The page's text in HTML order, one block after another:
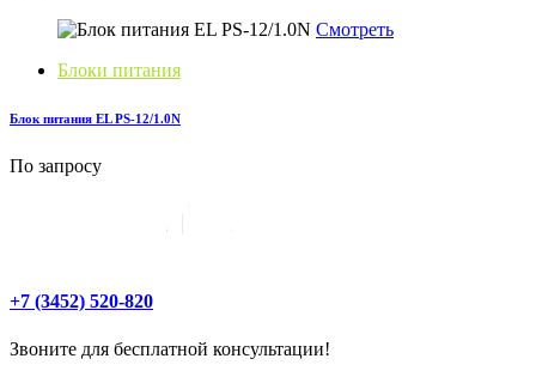
Смотреть
Блоки питания
Блок питания EL PS-12/1.0N
По запросу
+7 (3452) 520-820
Звоните для бесплатной консультации!